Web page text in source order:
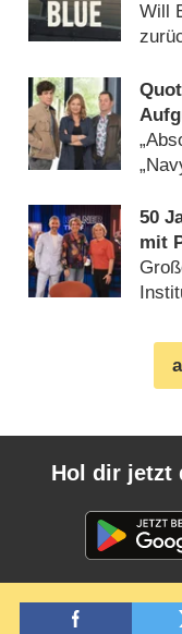
Will
50
mit
Hol dir jetzt